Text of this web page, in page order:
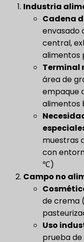
Industria
Cadena
envasado
central,
alimentos
Terminal
área de
empaque
alimentos
muestras
con
℃)
Campo no
de crema
Uso
prueba de